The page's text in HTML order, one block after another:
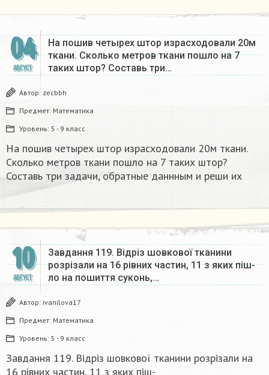
04
АВГУСТ
На пошив четырех штор израсходовали 20м
ткани. Сколько метров ткани пошло на 7
таких штор? Составь три…
Автор: zecbbh
Предмет: Математика
Уровень: 5 - 9 класс
На пошив четырех штор израсходовали 20м ткани.
Сколько метров ткани пошло на 7 таких штор?
Составь три задачи, обратные даннным и реши их
10
АВГУСТ
Завдання 119. Відріз шовкової тканини
розрізали на 16 рівних частин, 11 з яких піш-
ло на пошиття суконь,…
Автор: ivanilova17
Предмет: Математика
Уровень: 5 - 9 класс
Завдання 119. Відріз шовкової тканини розрізали на
16 рівних частин, 11 з яких піш-